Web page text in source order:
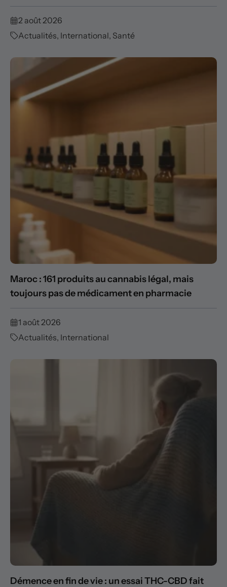
2 août 2026
Actualités, International, Santé
Maroc : 161 produits au cannabis légal, mais
toujours pas de médicament en pharmacie
1 août 2026
Actualités, International
Démence en fin de vie : un essai THC-CBD fait